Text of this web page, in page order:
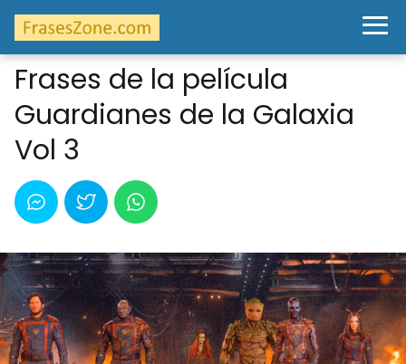
Frases de la película
Guardianes de la Galaxia
Vol 3